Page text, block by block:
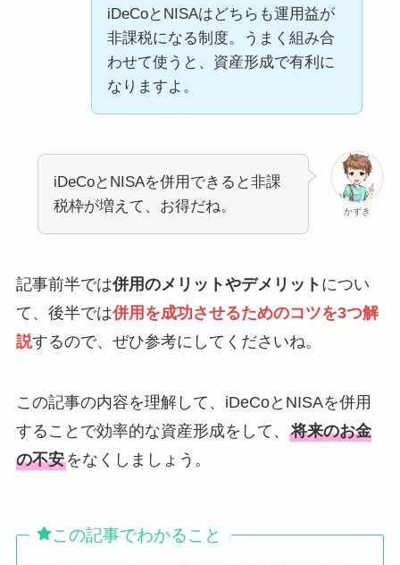
iDeCoとNISAはどちらも運用益が
非課税になる制度。うまく組み合
わせて使うと、資産形成で有利に
なりますよ。
かずき
iDeCoとNISAを併用できると非課
税枠が増えて、お得だね。
記事前半では併用のメリットやデメリット につい
て、後半では併用を成功させるためのコツを3つ解
説するので、ぜひ参考にしてくださいね。
この記事の内容を理解して、iDeCoとNISAを併用
することで効率的な資産形成をして、 将来のお金
の不安をなくしましょう。
この記事でわかること